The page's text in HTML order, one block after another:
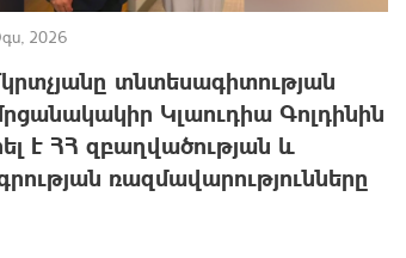
2026
տնտեսագիտության
Կլաուդիա Գոլդինին
է ՀՀ զբաղվածության և
ռազմավարությունները